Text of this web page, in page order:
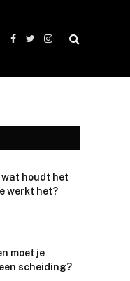
Facebook
TwitterInstagram
houdt het
werkt het?
moet je
scheiding?